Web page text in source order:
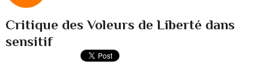
Critique des Voleurs de Liberté dans
sensitif